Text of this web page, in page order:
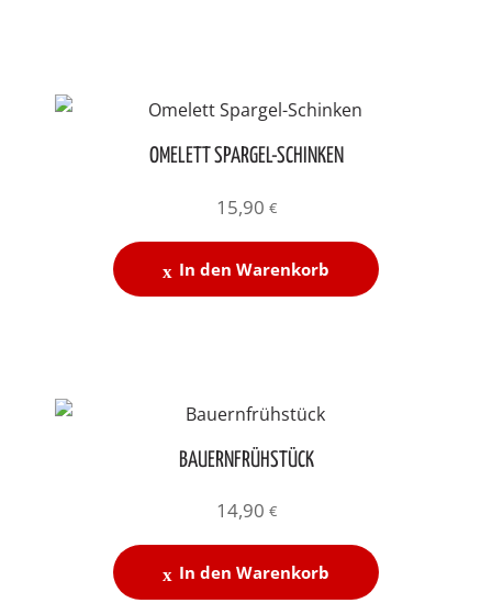
OMELETT SPARGEL-SCHINKEN
15,90 €
In den Warenkorb
BAUERNFRÜHSTÜCK
14,90 €
In den Warenkorb